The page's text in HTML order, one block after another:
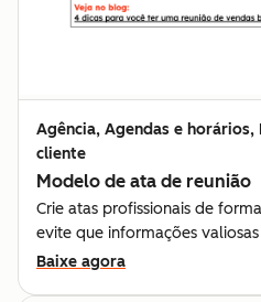
Agência, Agendas e
cliente
Modelo de ata de reunião
Crie atas profissionais de
evite que informações
Baixe agora